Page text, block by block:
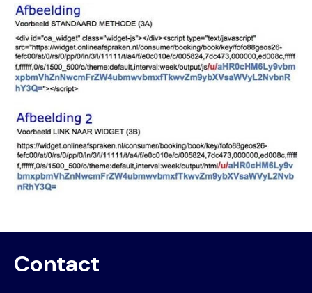
Image
Contact